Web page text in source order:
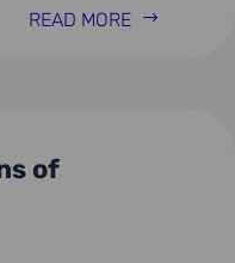
READ MORE
of